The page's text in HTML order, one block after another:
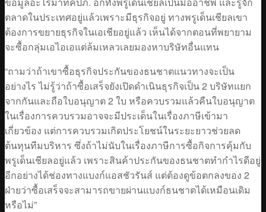
ตลาดในประเทศอยู่แล้วเพราะมีธุรกิจอยู่ ทางพรูเด็นเชียลเขา
ต้องการขยายธุรกิจในเอเชียอยู่แล้ว เห็นได้จากตอนที่พยายาม
จะซื้อกลุ่มเอไอเอแต่ล้มเหลวเลยมองหาบริษัทอื่นแทน
“ถามว่าถ้าเขาซื้อธุรกิจประกันของธนชาตแนวทางจะเป็น
อย่างไร ไม่รู้ว่าถ้าซื้อเสร็จยังเปิดดำเนินธุรกิจเป็น 2 บริษัทแยก
จากกันและถือใบอนุญาต 2 ใบ หรือควบรวมแล้วคืนใบอนุญาต
ในเรื่องการควบรวมอาจจะมีประเด็นในเรื่องภาษีเข้ามา
เกี่ยวข้อง แต่การควบรวมเกิดประโยชน์ในระยะยาวช่วยลด
ต้นทุนทีมบริหาร ซึ่งถ้าไม่นับในเรื่องภาษีการซื้อกิจการคุ้มกับ
พรูเด็นเชียลอยู่แล้ว เพราะสินค้าประกันของธนชาตทำกำไรดีอยู่
อีกอย่างได้ช่องทางแบงก์แอสชัวรันส์ แต่ต้องดูข้อตกลงของ 2
ฝ่ายว่าซื้อเสร็จจะสามารถขายผ่านแบงก์ธนชาตได้เหมือนเดิม
หรือไม่”